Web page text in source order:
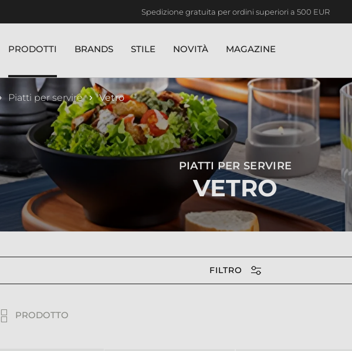
Spedizione gratuita per ordini superiori a 500 EUR
PRODOTTI BRANDS STILE NOVITÀ MAGAZINE
Piatti per servire Vetro
PIATTI PER SERVIRE
VETRO
FILTRO
PRODOTTO